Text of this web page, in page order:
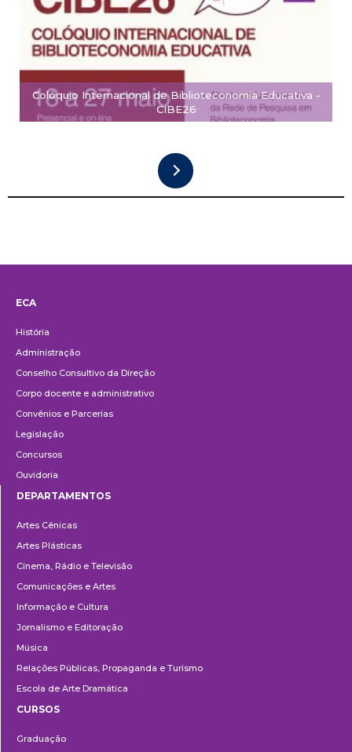
Colóquio Internacional de Biblioteconomia Educativa -
CIBE26
ECA
História
Administração
Conselho Consultivo da Direção
Corpo docente e administrativo
Convênios e Parcerias
Legislação
Concursos
Ouvidoria
DEPARTAMENTOS
Artes Cênicas
Artes Plásticas
Cinema, Rádio e Televisão
Comunicações e Artes
Informação e Cultura
Jornalismo e Editoração
Música
Relações Públicas, Propaganda e Turismo
Escola de Arte Dramática
CURSOS
Graduação